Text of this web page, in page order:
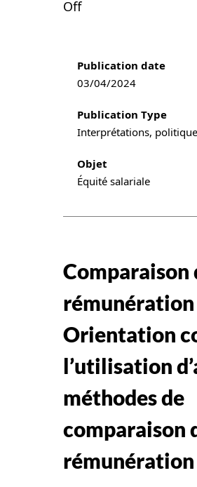
Off
Publication
Publication date
03/04/2024
Publication Type
Interprétations,
Objet
Équité salariale
Comparaison
rémunération
Orientation
l’utilisation
méthodes de
comparaison
rémunération